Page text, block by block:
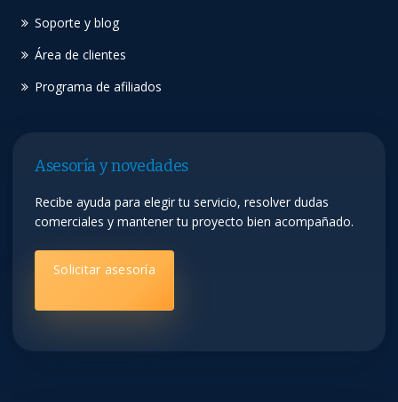
Soporte y blog
Área de clientes
Programa de afiliados
Asesoría y novedades
Recibe ayuda para elegir tu servicio, resolver dudas
comerciales y mantener tu proyecto bien acompañado.
Solicitar asesoría